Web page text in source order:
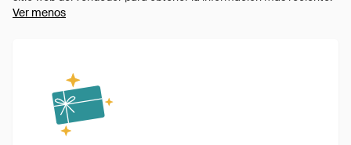
Ver menos